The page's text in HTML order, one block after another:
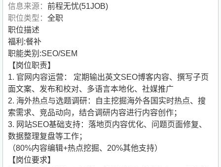
信息来源： 前程无忧(51JOB)
职位类型： 全职
职位描述
福利:餐补
职能类别:SEO/SEM
【岗位职责】
1. 官网内容运营： 定期输出英文SEO博客内容、撰写子页
面文案、发布和校对、多语言本地化、社媒推广
2. 海外热点与选题调研：自主挖掘海外各国实时热点、搜
索需求、竞品动向，结合调研内容进行内容创作；
3. 网站SEO基础支持：落地页内容优化、问题页面修复、
数据整理复盘等工作；
（80%内容编辑+热点挖掘、20%其他支持）
【岗位要求】